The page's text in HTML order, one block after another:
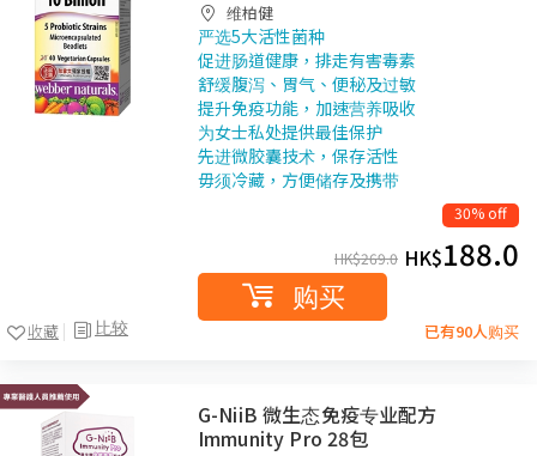
比较
收藏
维柏健
严选5大活性菌种
促进肠道健康，排走有害毒素
舒缓腹泻、胃气、便秘及过敏
提升免疫功能，加速营养吸收
为女士私处提供最佳保护
先进微胶囊技术，保存活性
毋须冷藏，方便储存及携带
30% off
HK$269.0 HK$188.0
购买
已有90人购买
G-NiiB 微生态免疫专业配方
Immunity Pro 28包